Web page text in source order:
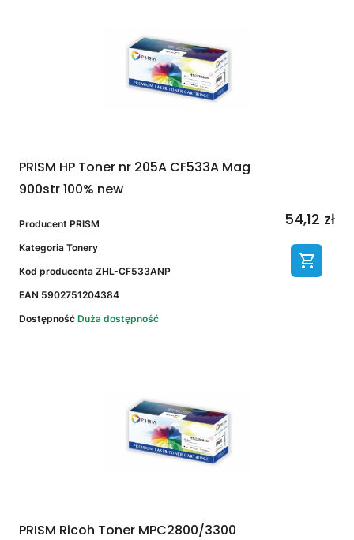
PRISM HP Toner nr 205A CF533A Mag
900str 100% new
Producent PRISM
Kategoria Tonery
Kod producenta ZHL-CF533ANP
EAN 5902751204384
Dostępność Duża dostępność
54,12 zł
PRISM Ricoh Toner MPC2800/3300